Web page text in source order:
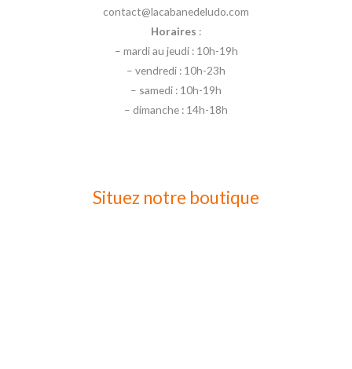
contact@lacabanedeludo.com
Horaires :
– mardi au jeudi : 10h-19h
– vendredi : 10h-23h
– samedi : 10h-19h
– dimanche : 14h-18h
Situez notre boutique